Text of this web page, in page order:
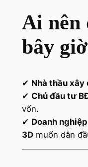
Ai nên
bây
✔ Nhà thầu xây
✔ Chủ đầu tư
vốn.
✔ Doanh
3Dmuốn dẫn